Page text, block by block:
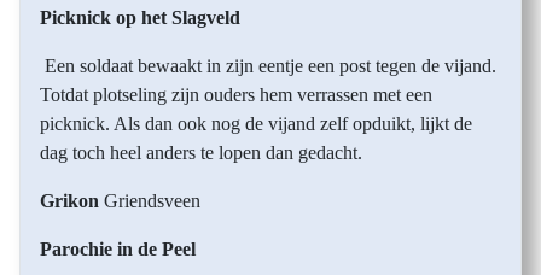
Picknick op het Slagveld
Een soldaat bewaakt in zijn eentje een post tegen de vijand.
Totdat plotseling zijn ouders hem verrassen met een
picknick. Als dan ook nog de vijand zelf opduikt, lijkt de
dag toch heel anders te lopen dan gedacht.
Grikon Griendsveen
Parochie in de Peel